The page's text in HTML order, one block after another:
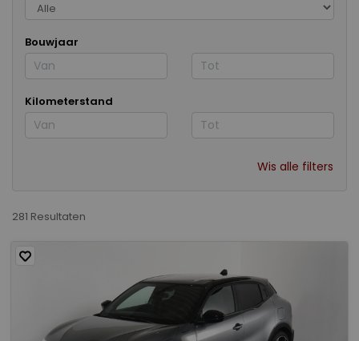
Bouwjaar
Kilometerstand
Wis alle filters
281 Resultaten